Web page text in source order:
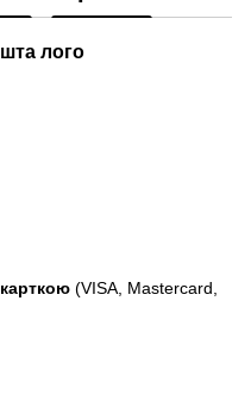
(VISA, Mastercard,